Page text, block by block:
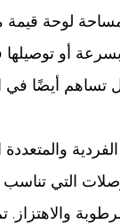
أو توصيلها
أيضًا في